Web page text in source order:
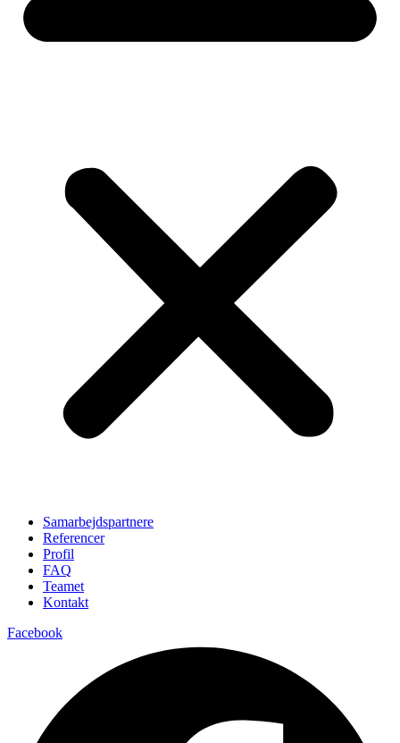
Samarbejdspartnere
Referencer
Profil
FAQ
Teamet
Kontakt
Facebook